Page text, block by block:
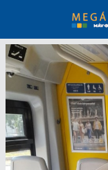
tartalomra